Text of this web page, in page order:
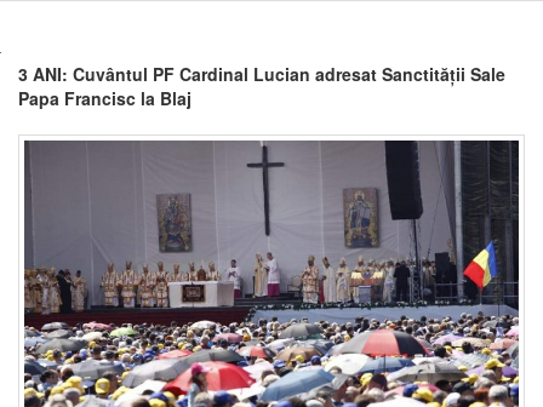
3 ANI: Cuvântul PF Cardinal Lucian adresat Sanctității Sale
Papa Francisc la Blaj